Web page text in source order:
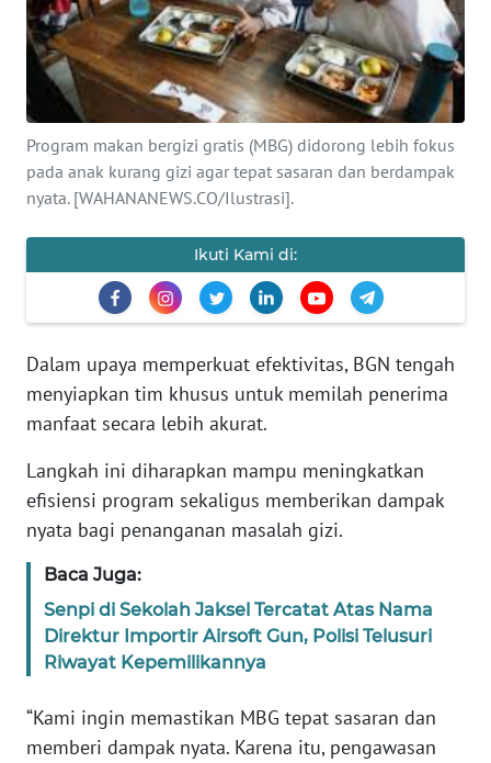
Program makan bergizi gratis (MBG) didorong lebih fokus
pada anak kurang gizi agar tepat sasaran dan berdampak
nyata. [WAHANANEWS.CO/Ilustrasi].
Ikuti Kami di:
Dalam upaya memperkuat efektivitas, BGN tengah
menyiapkan tim khusus untuk memilah penerima
manfaat secara lebih akurat.
Langkah ini diharapkan mampu meningkatkan
efisiensi program sekaligus memberikan dampak
nyata bagi penanganan masalah gizi.
Baca Juga:
Senpi di Sekolah Jaksel Tercatat Atas Nama
Direktur Importir Airsoft Gun, Polisi Telusuri
Riwayat Kepemilikannya
“Kami ingin memastikan MBG tepat sasaran dan
memberi dampak nyata. Karena itu, pengawasan
INTERNASIONAL
SERBA-SERBI
PENDIDIKAN
Informasi
BERITA
KONTAK
INFO
IKLAN
KAMI